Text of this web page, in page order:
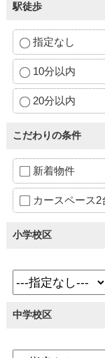
駅徒歩
指定なし
10分以内
20分以内
こだわりの条件
新着物件
カースペース2
小学校区
中学校区